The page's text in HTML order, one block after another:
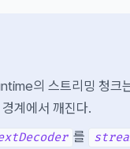
의 스트리밍 청크
계에서 깨진다.
를